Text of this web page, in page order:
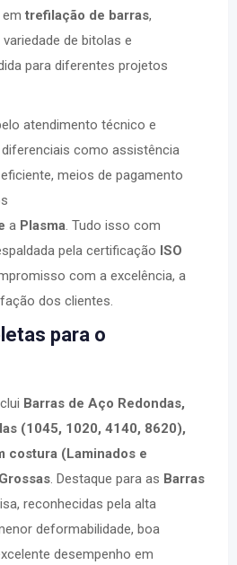
trefilação de barras,
de bitolas e
para diferentes projetos
atendimento técnico e
como assistência
meios de pagamento
a Plasma. Tudo isso com
pela certificação ISO
com a excelência, a
dos clientes.
para o
Barras de Aço Redondas,
(1045, 1020, 4140, 8620),
costura (Laminados e
. Destaque para as Barras
reconhecidas pela alta
deformabilidade, boa
desempenho em